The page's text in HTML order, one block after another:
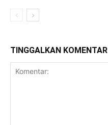
TINGGALKAN KOMENTAR